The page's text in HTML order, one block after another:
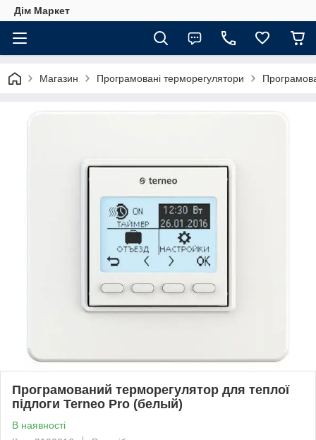
Дім Маркет
Магазин Програмовані терморегулятори
Програмований терморегулятор для теплої
підлоги Terneo Pro (белый)
В наявності